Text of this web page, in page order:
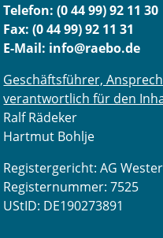
Telefon: (0 44 99) 92 11 30
Fax: (0 44 99) 92 11 31
E-Mail: info@raebo.de
Geschäftsführer,
verantwortlich für den
Ralf Rädeker
Hartmut Bohlje
Registergericht: AG
Registernummer: 7525
UStID: DE190273891